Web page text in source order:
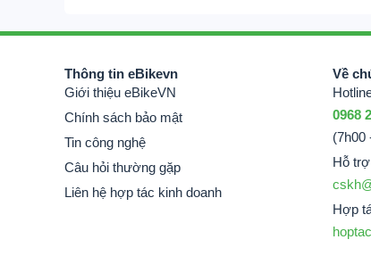
Hôm nay, eBikevn muốn giới thiệu với
toàn khi sử dụng, tích hợp nhiều tiêu
Thông tin eBikevn
Giới thiệu eBikeVN
Chính sách bảo mật
Tin công nghệ
Câu hỏi thường gặp
Liên hệ hợp tác kinh doanh
Về
0968
(7h00
Hỗ
Hợp